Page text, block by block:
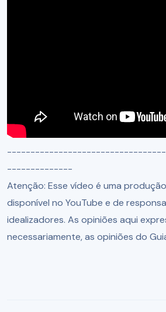
--------------
Atenção: Esse vídeo é uma
disponível no YouTube e de
idealizadores. As opiniões aqui
necessariamente, as opiniões do